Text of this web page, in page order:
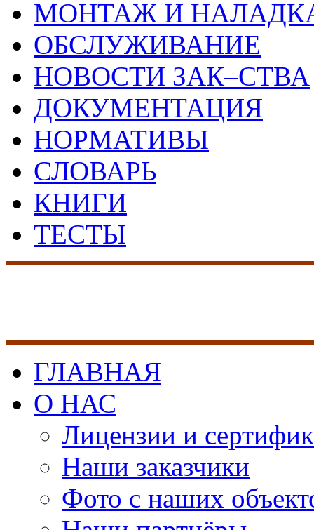
МОНТАЖ И
ОБСЛУЖИВАНИЕ
НОВОСТИ ЗАК–СТВА
ДОКУМЕНТАЦИЯ
НОРМАТИВЫ
СЛОВАРЬ
КНИГИ
ТЕСТЫ
ГЛАВНАЯ
О НАС
Лицензии и
Наши заказчики
Фото с наших